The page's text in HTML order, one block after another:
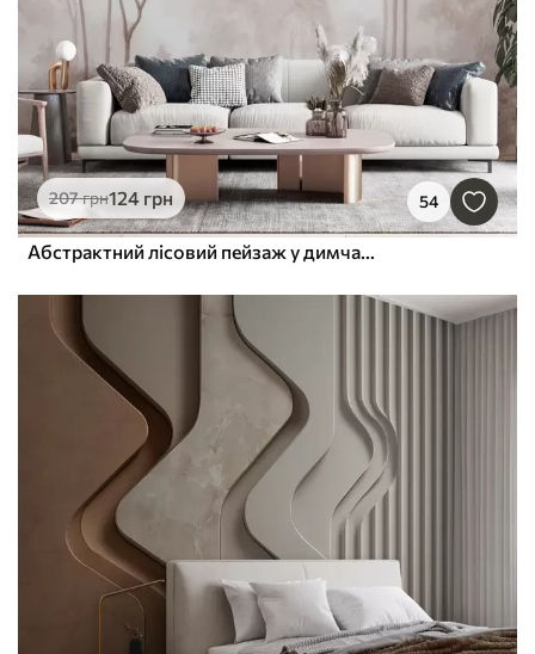
207грн124 грн 54
Абстрактний лісовий пейзаж у димчасто-бежевих тонах із відчуттям глибини